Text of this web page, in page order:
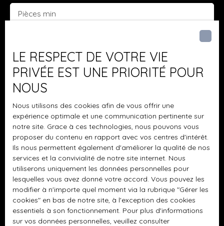
Pièces min
personnelles conformément au RGPD. Si vous ne
souhaitez pas faire l'objet de prospection
commerciale par voie téléphonique, vous pouvez
vous inscrire gratuitement sur la liste d'opposition
L223-1 du code de la consommation, sur le site
Internet www.bloctel.gouv.fr ou par courrier
adressé à :
Société Worldline, Service Bloctel, CS 61311, 41013
BLOIS CEDEX.
Pour en savoir plus sur le traitement de vos
données personnelles, veuillez consulter notre
politique de confidentialité
LE RESPECT DE VOTRE VIE
PRIVÉE EST UNE PRIORITÉ POUR
NOUS
Nous utilisons des cookies afin de vous offrir une
expérience optimale et une communication pertinente sur
notre site. Grace à ces technologies, nous pouvons vous
proposer du contenu en rapport avec vos centres d'intérêt.
Ils nous permettent également d'améliorer la qualité de nos
services et la convivialité de notre site internet. Nous
utiliserons uniquement les données personnelles pour
lesquelles vous avez donné votre accord. Vous pouvez les
modifier à n'importe quel moment via la rubrique ″Gérer les
cookies″ en bas de notre site, à l'exception des cookies
essentiels à son fonctionnement. Pour plus d'informations
sur vos données personnelles, veuillez consulter